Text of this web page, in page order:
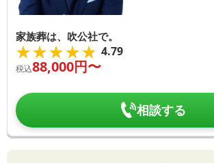
家族葬は、吹公社で。
★★★★★
★★★★★ 4.79
税込88,000円〜
相談する